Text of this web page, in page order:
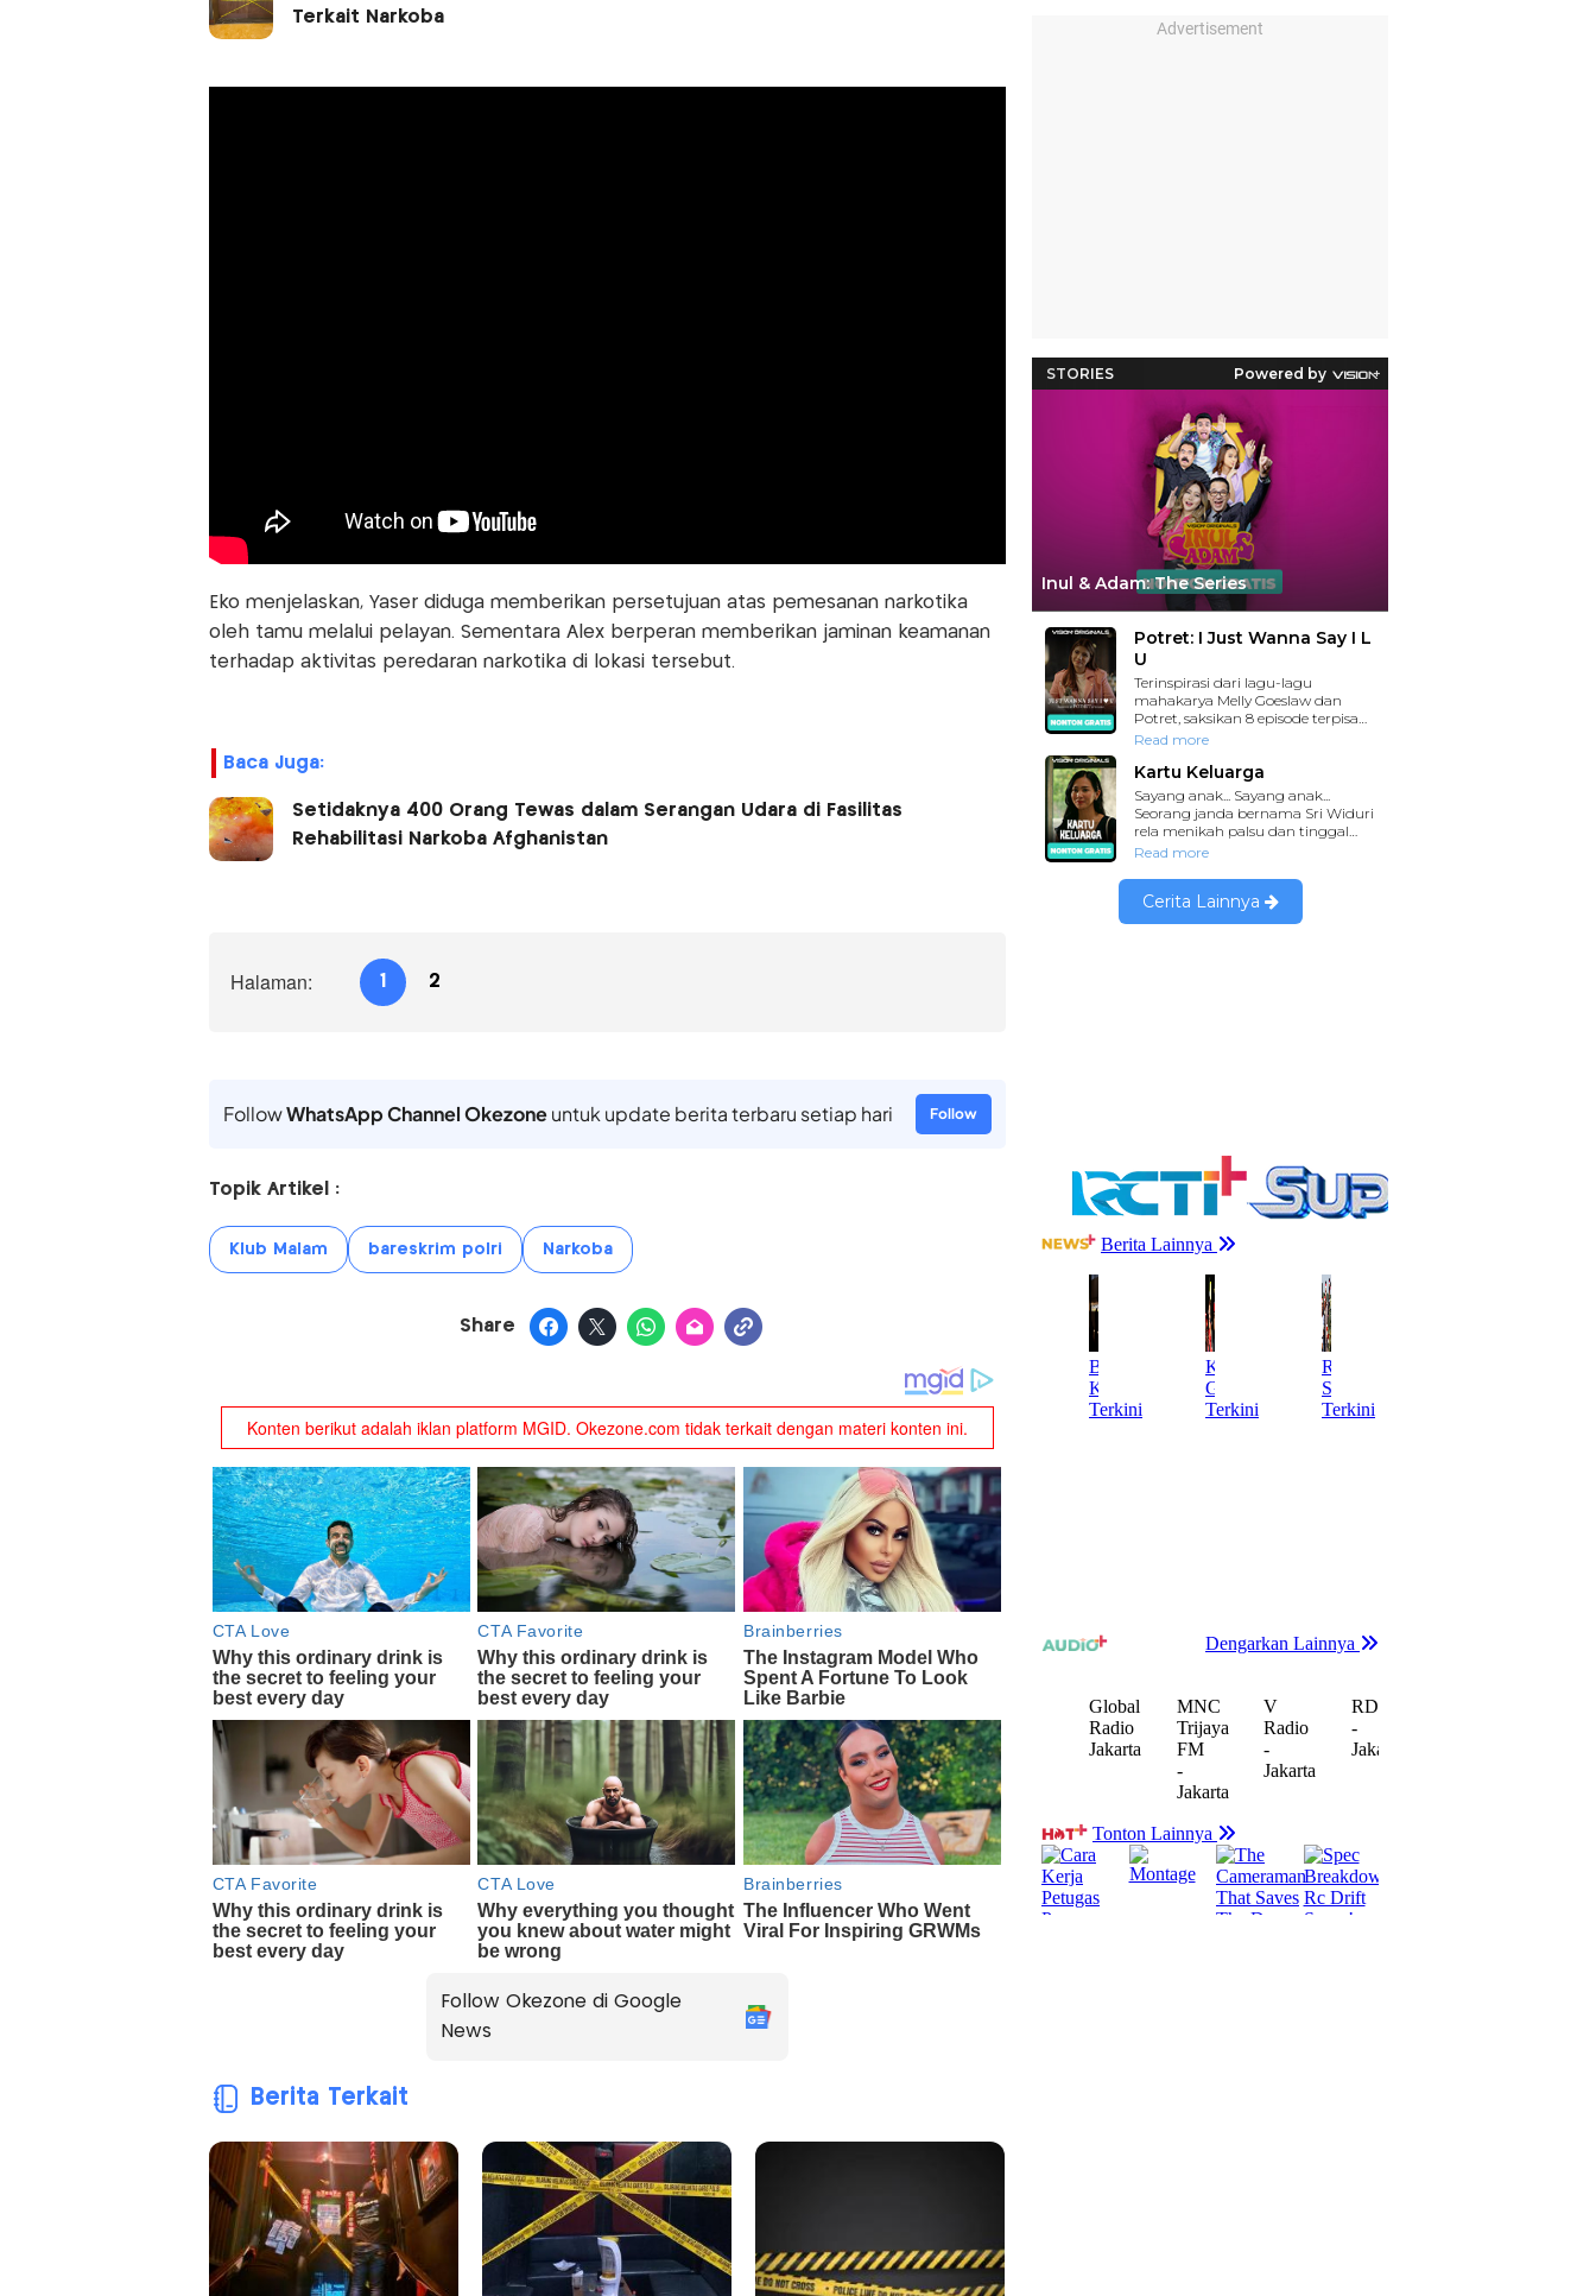
Terkait Narkoba
Eko menjelaskan, Yaser diduga memberikan persetujuan atas pemesanan narkotika
oleh tamu melalui pelayan. Sementara Alex berperan memberikan jaminan keamanan
terhadap aktivitas peredaran narkotika di lokasi tersebut.
Baca Juga:
Setidaknya 400 Orang Tewas dalam Serangan Udara di Fasilitas
Rehabilitasi Narkoba Afghanistan
Halaman: 1 2
FollowWhatsApp Channel Okezoneuntuk update berita terbaru setiap hari Follow
Topik Artikel :
Klub Malam bareskrim polri Narkoba
Share
Follow Okezone di Google
News
Berita Terkait
Advertisement